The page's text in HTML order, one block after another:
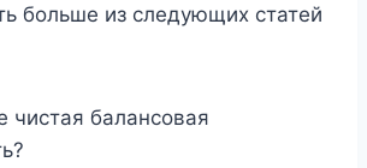
больше из следующих статей
чистая балансовая